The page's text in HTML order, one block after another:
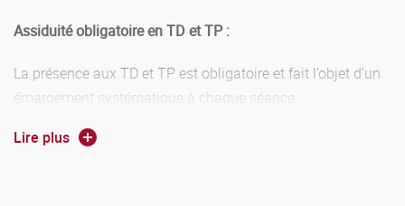
Assiduité obligatoire en TD et TP :
La présence aux TD et TP est obligatoire et fait l’objet d’un
émargement systématique à chaque séance.
En l' absence de justificatifs recevables (conformément à la
Lire plus